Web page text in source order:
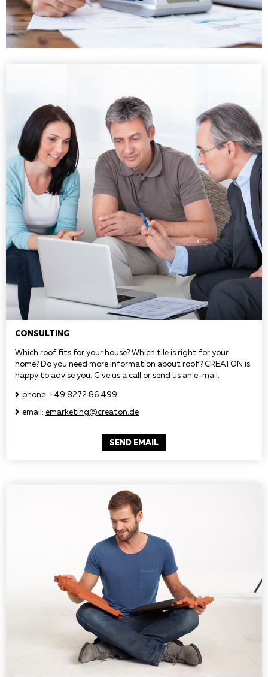
CONSULTING
Which roof fits for your house? Which tile is right for your
home? Do you need more information about roof? CREATON is
happy to advise you. Give us a call or send us an e-mail.
phone: +49 8272 86 499
email: emarketing@creaton.de
SEND EMAIL